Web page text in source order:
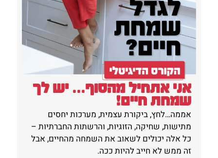
אני אתחיל מהסוף... יש לך
שמחת חיים!
אממה…לחץ, ביקורת עצמית, מערכות יחסים
מתישות, שחיקה, הזוגיות, והרשתות החברתיות –
כל אלה יכולים לשאוב את השמחה מהחיים, אבל
זה ממש לא חייב להיות ככה.